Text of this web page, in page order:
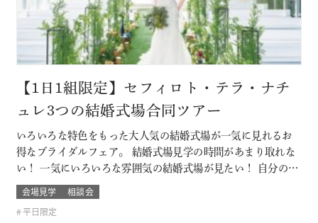
【1日1組限定】セフィロト・テラ・ナチ
ュレ3つの結婚式場合同ツアー
いろいろな特色をもった大人気の結婚式場が一気に見れるお
得なブライダルフェア。 結婚式場見学の時間があまり取れな
い！ 一気にいろいろな雰囲気の結婚式場が見たい！ 自分の結
婚式のスタイルがまだ分からないカップルは必見！ お呼びす
るゲストによっても結婚式の雰囲気や結婚式場のスタイルも
変わるもの そんな結婚式場を一気に比較できるチャンス！！
会場見学
相談会
平日限定